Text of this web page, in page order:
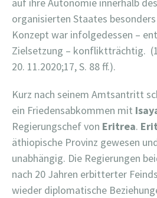
organisierten Staates
Konzept war infolgedessen –
Zielsetzung – konfliktträchtig.
20. 11.2020;17, S. 88 ff.).
Kurz nach seinem Amtsantritt
ein Friedensabkommen mit
Regierungschef von Eritrea.
äthiopische Provinz gewesen
unabhängig. Die Regierungen
nach 20 Jahren erbitterter
wieder diplomatische